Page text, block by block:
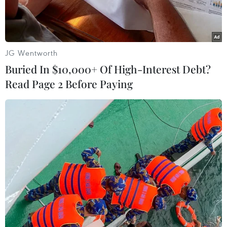
Nước thải chảy thẳng ra con kênh qua hẻm 11, đường Nguyễn
Gia Thiểu, phường 12, thành phố Vũng Tàu gây ô nhiễm
nghiêm trọng. (Ảnh: Hoàng Nhị/TTXVN)
Hàng chục hộ dân tại hẻm 11, đường Nguyễn
Gia Thiều, tổ 53, khu phố 3, Phường 12, thành
JG Wentworth
Buried In $10,000+ Of High-Interest Debt?
Read Page 2 Before Paying